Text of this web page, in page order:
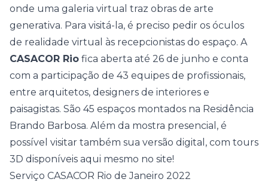
onde uma galeria virtual traz obras de arte
generativa. Para visitá-la, é preciso pedir os óculos
de realidade virtual às recepcionistas do espaço. A
CASACOR Rio fica aberta até 26 de junho e conta
com a participação de 43 equipes de profissionais,
entre arquitetos, designers de interiores e
paisagistas. São 45 espaços montados na Residência
Brando Barbosa. Além da mostra presencial, é
possível visitar também sua versão digital, com tours
3D disponíveis aqui mesmo no site!
Serviço CASACOR Rio de Janeiro 2022